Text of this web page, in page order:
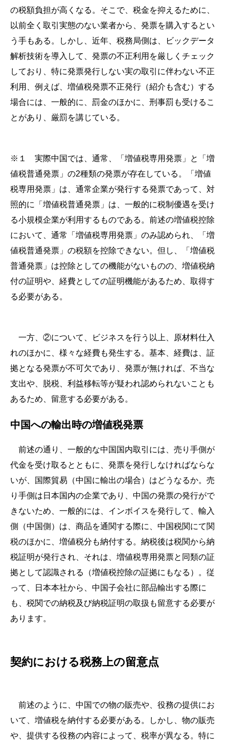
の税額負担が高くなる。そこで、税金を抑えるために、
以前全く取引実態のない業者から、発票を購入するとい
う手もある。しかし、近年、税務局側は、ビックデータ
解析技術を導入して、発票の不正利用を厳しくチェック
しており、特に発票発行しない実の取引に伴わない不正
利用、例えば、増値税発票不正発行（紹介も含む）する
場合には、一般的に、罰金のほかに、刑事罰も受けるこ
とがあり、厳罰を講じている。
※１ 実際中国では、通常、「増値税専用発票」と「増
値税普通発票」の2種類の発票が存在している。「増値
税専用発票」は、通常企業が発行する発票であって、対
照的に「増値税普通発票」は、一般的に税制優遇を受け
る小規模企業が利用するものである。前述の増値税控除
において、通常「増値税専用発票」のみ認められ、「増
値税普通発票」の税額を控除できない。但し、「増値税
普通発票」は控除としての機能がないものの、増値税納
付の証明や、経費としての証明機能があるため、取得す
る必要がある。
一方、②について、ビジネスを行う以上、原材料仕入
れのほかに、様々な経費も発生する。基本、経費は、証
拠となる発票が不可欠であり、発票が無ければ、不当な
支出や、脱税、利益移転等が疑われ認められないことも
あるため、留意する必要がある。
中国への輸出時の増値税発票
前述の通り、一般的な中国国内取引には、売り手側が
代金を受け取るとともに、発票を発行しなければならな
いが、国際貿易（中国に輸出の場合）はどうなるか。売
り手側は日本国内の企業であり、中国の発票の発行がで
きないため、一般的には、インボイスを発行して、輸入
側（中国側）は、商品を通関する際に、中国税関にて関
税のほかに、増値税分も納付する。納税後は税関から納
税証明が発行され、それは、増値税専用発票と同類の証
拠として認識される（増値税控除の証拠にもなる）。従
って、日本本社から、中国子会社に部品輸出する際に
も、税関での納税及び納税証明の取扱も留意する必要が
あります。
契約における税務上の留意点
前述のように、中国での物の販売や、役務の提供にお
いて、増値税を納付する必要がある。しかし、物の販売
や、提供する役務の内容によって、税率が異なる。特に